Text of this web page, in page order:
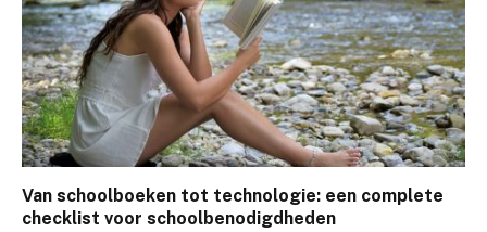
Van schoolboeken tot technologie: een complete
checklist voor schoolbenodigdheden